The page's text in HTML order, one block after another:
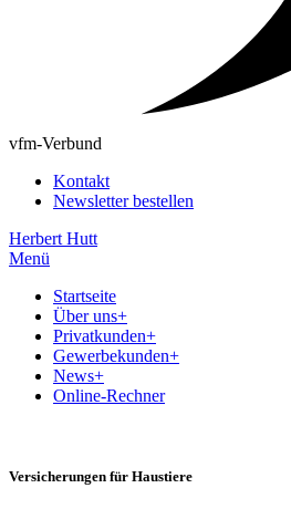
vfm-Verbund
Kontakt
Newsletter bestellen
Herbert Hutt
Menü
Startseite
Über uns+
Privatkunden+
Gewerbekunden+
News+
Online-Rechner
Versicherungen für Haustiere